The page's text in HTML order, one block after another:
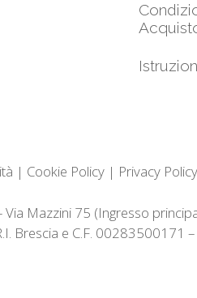
| Cookie Policy | Privacy Policy
Mazzini 75 (Ingresso
Brescia e C.F. 00283500171